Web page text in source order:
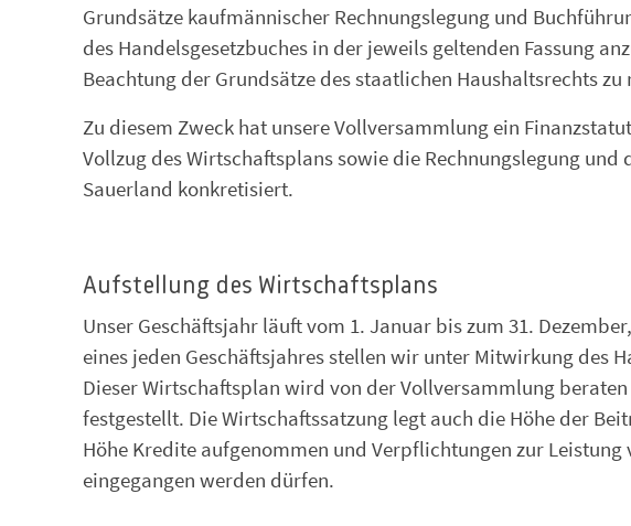
Grundsätze kaufmännischer Rechnungslegung und
des Handelsgesetzbuches in der jeweils geltenden Fassung
Beachtung der Grundsätze des staatlichen Haushaltsrechts zu
Zu diesem Zweck hat unsere Vollversammlung ein
Vollzug des Wirtschaftsplans sowie die Rechnungslegung
Sauerland konkretisiert.
Aufstellung des Wirtschaftsplans
Unser Geschäftsjahr läuft vom 1. Januar bis zum 31.
eines jeden Geschäftsjahres stellen wir unter Mitwirkung des
Dieser Wirtschaftsplan wird von der Vollversammlung
festgestellt. Die Wirtschaftssatzung legt auch die Höhe der
Höhe Kredite aufgenommen und Verpflichtungen zur
eingegangen werden dürfen.